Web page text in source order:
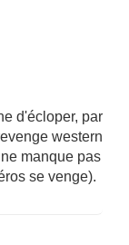
d'écloper, par
western
manque pas
se venge).